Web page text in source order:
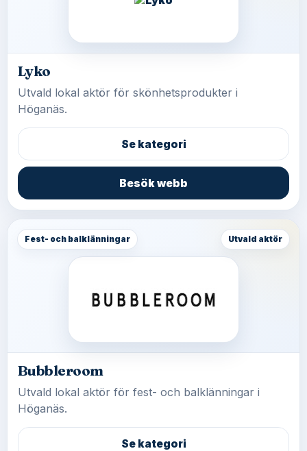
Lyko
Utvald lokal aktör för skönhetsprodukter i
Höganäs.
Se kategori
Besök webb
Fest- och balklänningar Utvald aktör
Bubbleroom
Utvald lokal aktör för fest- och balklänningar i
Höganäs.
Se kategori